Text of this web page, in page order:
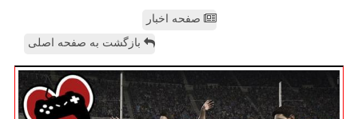
صفحه اخبار
بازگشت به صفحه اصلی